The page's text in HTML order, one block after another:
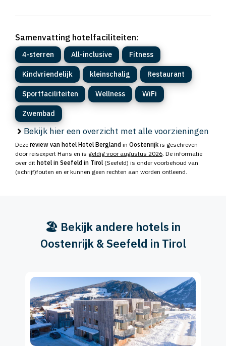
Samenvatting hotelfaciliteiten:
4-sterren All-inclusive Fitness
Kindvriendelijk kleinschalig Restaurant
Sportfaciliteiten Wellness WiFi
Zwembad
Bekijk hier een overzicht met alle voorzieningen
Deze review van hotel Hotel Bergland in Oostenrijk is geschreven
door reisexpert Hans en is geldig voor augustus 2026 . De informatie
over dit hotel in Seefeld in Tirol (Seefeld) is onder voorbehoud van
(schrijf)fouten en er kunnen geen rechten aan worden ontleend.
🏖️ Bekijk andere hotels in
Oostenrijk & Seefeld in Tirol